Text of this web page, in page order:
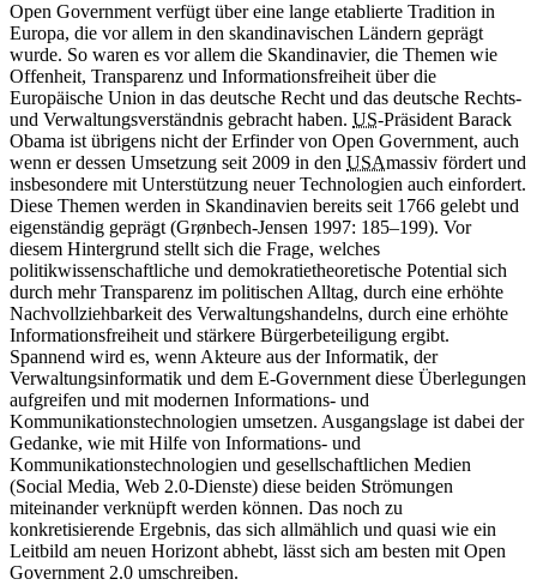
Open Government verfügt über eine lange etablierte Tradition in
Europa, die vor allem in den skandinavischen Ländern geprägt
wurde. So waren es vor allem die Skandinavier, die Themen wie
Offenheit, Transparenz und Informationsfreiheit über die
Europäische Union in das deutsche Recht und das deutsche Rechts-
und Verwaltungsverständnis gebracht haben. US-Präsident Barack
Obama ist übrigens nicht der Erfinder von Open Government, auch
wenn er dessen Umsetzung seit 2009 in den USAmassiv fördert und
insbesondere mit Unterstützung neuer Technologien auch einfordert.
Diese Themen werden in Skandinavien bereits seit 1766 gelebt und
eigenständig geprägt (Grønbech-Jensen 1997: 185–199). Vor
diesem Hintergrund stellt sich die Frage, welches
politikwissenschaftliche und demokratietheoretische Potential sich
durch mehr Transparenz im politischen Alltag, durch eine erhöhte
Nachvollziehbarkeit des Verwaltungshandelns, durch eine erhöhte
Informationsfreiheit und stärkere Bürgerbeteiligung ergibt.
Spannend wird es, wenn Akteure aus der Informatik, der
Verwaltungsinformatik und dem E-Government diese Überlegungen
aufgreifen und mit modernen Informations- und
Kommunikationstechnologien umsetzen. Ausgangslage ist dabei der
Gedanke, wie mit Hilfe von Informations- und
Kommunikationstechnologien und gesellschaftlichen Medien
(Social Media, Web 2.0-Dienste) diese beiden Strömungen
miteinander verknüpft werden können. Das noch zu
konkretisierende Ergebnis, das sich allmählich und quasi wie ein
Leitbild am neuen Horizont abhebt, lässt sich am besten mit Open
Government 2.0 umschreiben.